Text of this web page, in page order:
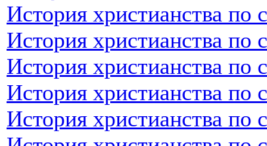
История христианства по
История христианства по
История христианства по
История христианства по
История христианства по